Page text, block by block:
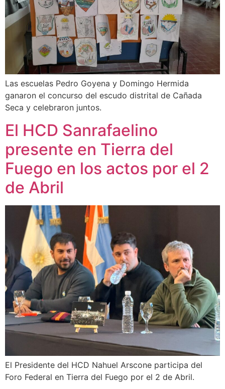
Las escuelas Pedro Goyena y Domingo Hermida
ganaron el concurso del escudo distrital de Cañada
Seca y celebraron juntos.
El HCD Sanrafaelino
presente en Tierra del
Fuego en los actos por el 2
de Abril
El Presidente del HCD Nahuel Arscone participa del
Foro Federal en Tierra del Fuego por el 2 de Abril.